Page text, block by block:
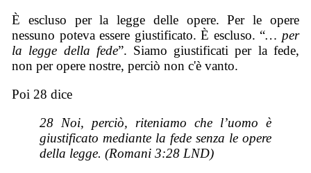
È escluso per la legge delle opere. Per le opere
nessuno poteva essere giustificato. È escluso. “… per
la legge della fede”. Siamo giustificati per la fede,
non per opere nostre, perciò non c'è vanto.
Poi 28 dice
28 Noi, perciò, riteniamo che l’uomo è
giustificato mediante la fede senza le opere
della legge. (Romani 3:28 LND)